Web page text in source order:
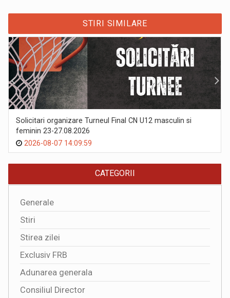
STIRI SIMILARE
Solicitari organizare Turneul Final CN U12 masculin si
feminin 23-27.08.2026
2026-08-07 14:09:59
CATEGORII
Generale
Stiri
Stirea zilei
Exclusiv FRB
Adunarea generala
Consiliul Director